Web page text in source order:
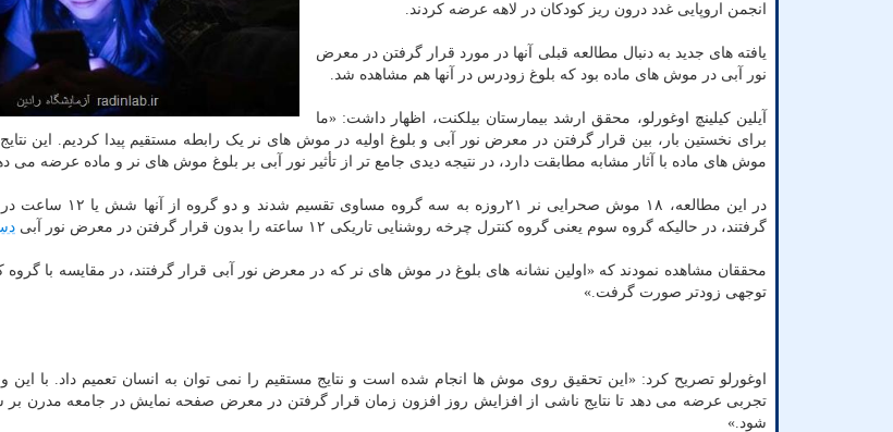
انجمن اروپایی غدد درون ریز کودکان در لاهه عرضه کردند.
یافته های جدید به دنبال مطالعه قبلی آنها در مورد قرار گرفتن در معرض
نور آبی در موش های ماده بود که بلوغ زودرس در آنها هم مشاهده شد.
آیلین کیلینچ اوغورلو، محقق ارشد بیمارستان بیلکنت، اظهار داشت: «ما
برای نخستین بار، بین قرار گرفتن در معرض نور آبی و بلوغ اولیه در موش های نر یک رابطه مستقیم پیدا کردیم. این
موش های ماده با آثار مشابه مطابقت دارد، در نتیجه دیدی جامع تر از تأثیر نور آبی بر بلوغ موش های نر و ماده عرضه می
در این مطالعه، ۱۸ موش صحرایی نر
گرفتند، در حالیکه گروه سوم یعنی گروه کنترل چرخه روشنایی تاریکی ۱۲ ساعته را بدون قرار گرفتن در معرض نور آبی
محققان مشاهده نمودند که «اولین نشانه های بلوغ در موش های نر که در معرض نور آبی قرار گرفتند، در مقایسه با
توجهی زودتر صورت گرفت.»
اوغورلو تصریح کرد: «این تحقیق روی موش ها انجام شده است و نتایج مستقیم را نمی توان به انسان تعمیم داد. با این
تجربی عرضه می دهد تا نتایج ناشی از افزایش روز افزون زمان قرار گرفتن در معرض صفحه نمایش در جامعه مدرن بر
شود.»